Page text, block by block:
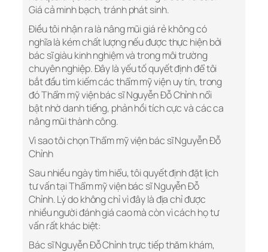
Giá cả minh bạch, tránh phát sinh.
Điều tôi nhận ra là nâng mũi giá rẻ không có
nghĩa là kém chất lượng nếu được thực hiện bởi
bác sĩ giàu kinh nghiệm và trong môi trường
chuyên nghiệp. Đây là yếu tố quyết định để tôi
bắt đầu tìm kiếm các thẩm mỹ viện uy tín, trong
đó Thẩm mỹ viện bác sĩ Nguyễn Đỗ Chỉnh nổi
bật nhờ danh tiếng, phản hồi tích cực và các ca
nâng mũi thành công.
Vì sao tôi chọn Thẩm mỹ viện bác sĩ Nguyễn Đỗ
Chỉnh
Sau nhiều ngày tìm hiểu, tôi quyết định đặt lịch
tư vấn tại Thẩm mỹ viện bác sĩ Nguyễn Đỗ
Chỉnh. Lý do không chỉ vì đây là địa chỉ được
nhiều người đánh giá cao mà còn vì cách họ tư
vấn rất khác biệt:
Bác sĩ Nguyễn Đỗ Chỉnh trực tiếp thăm khám,